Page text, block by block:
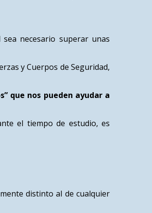
necesario superar unas
y Cuerpos de Seguridad,
que nos pueden ayudar a
el tiempo de estudio, es
distinto al de cualquier